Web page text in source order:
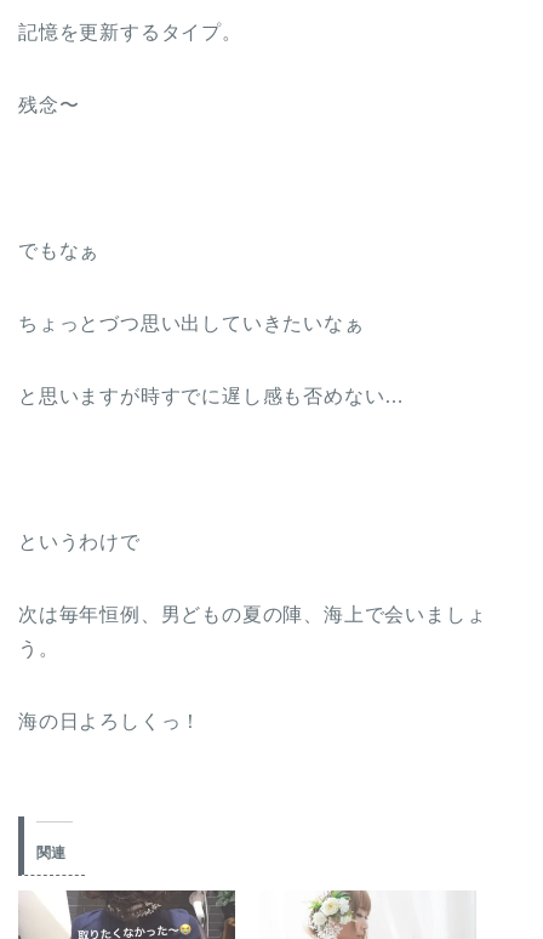
記憶を更新するタイプ。
残念〜
でもなぁ
ちょっとづつ思い出していきたいなぁ
と思いますが時すでに遅し感も否めない…
というわけで
次は毎年恒例、男どもの夏の陣、海上で会いましょ
う。
海の日よろしくっ！
関連